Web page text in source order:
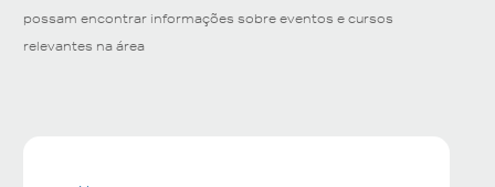
possam encontrar informações sobre eventos e cursos
relevantes na área